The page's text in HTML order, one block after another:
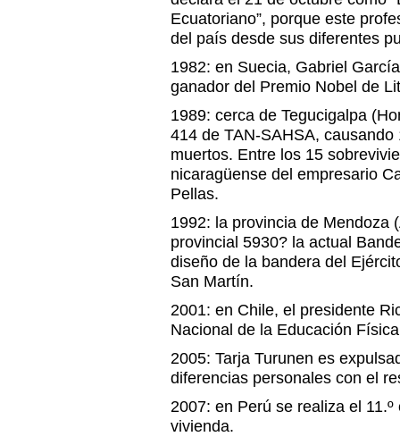
Ecuatoriano”, porque este
del país desde sus diferentes
1982: en Suecia, Gabriel
ganador del Premio Nobel de
1989: cerca de Tegucigalpa
414 de TAN-SAHSA,
muertos. Entre los 15
nicaragüense del empresario
Pellas.
1992: la provincia de Mendoza
provincial 5930? la actual
diseño de la bandera del
San Martín.
2001: en Chile, el presidente
Nacional de la Educación
2005: Tarja Turunen es
diferencias personales con el
2007: en Perú se realiza el
vivienda.